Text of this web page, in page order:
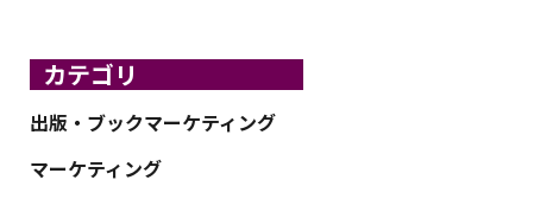
カテゴリ
出版・ブックマーケティング
マーケティング